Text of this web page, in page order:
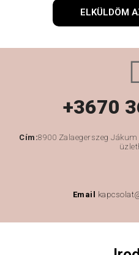
ELKÜLDÖM
+3670
Cím:8900 Zalaegerszeg
Email